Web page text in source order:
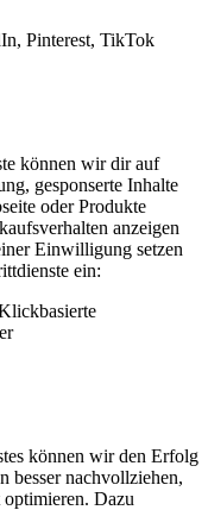
Pinterest, TikTok
können wir dir auf
gesponserte Inhalte
oder Produkte
anzeigen
Einwilligung setzen
ein:
können wir den Erfolg
besser nachvollziehen,
optimieren. Dazu